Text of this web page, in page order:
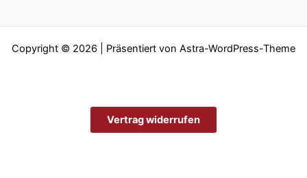
Copyright © 2026 | Präsentiert von Astra-WordPress-Theme
Vertrag widerrufen